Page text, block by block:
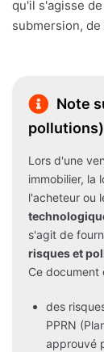
qu'il s'agisse
submersion,
Note
pollutions)
Lors d'une
immobilier, la
l'acheteur ou
s'agit de
risques et
Ce document
des
PPRN
approuvé